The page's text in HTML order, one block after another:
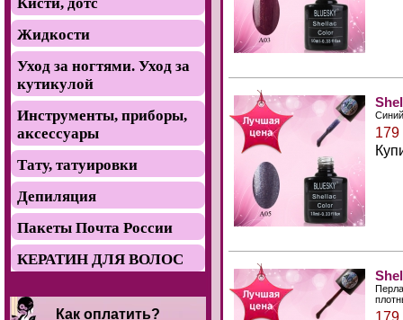
Жидкости
Уход за ногтями. Уход за
кутикулой
Инструменты, приборы,
аксессуары
Тату, татуировки
Депиляция
Пакеты Почта России
КЕРАТИН ДЛЯ ВОЛОС
Как оплатить?
179
179